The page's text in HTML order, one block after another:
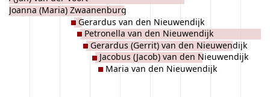
Joanna (Maria) Zwaanenburg
Gerardus van den Nieuwendijk
Petronella van den Nieuwendijk
Gerardus (Gerrit) van den Nieuwendijk
Jacobus (Jacob) van den Nieuwendijk
Maria van den Nieuwendijk